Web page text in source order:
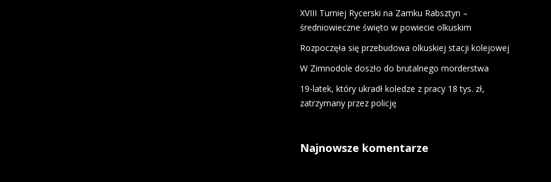
XVIII Turniej Rycerski na Zamku Rabsztyn –
średniowieczne święto w powiecie olkuskim
Rozpoczęła się przebudowa olkuskiej stacji kolejowej
W Zimnodole doszło do brutalnego morderstwa
19-latek, który ukradł koledze z pracy 18 tys. zł,
zatrzymany przez policję
Najnowsze komentarze